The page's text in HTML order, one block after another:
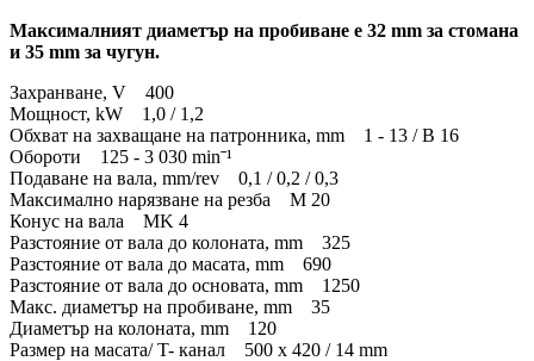
Максималният диаметър на пробиване е 32 mm за стомана
и 35 mm за чугун.
Захранване, V 400
Мощност, kW 1,0 / 1,2
Обхват на захващане на патронника, mm 1 - 13 / B 16
Обороти 125 - 3 030 minˉ¹
Подаване на вала, mm/rev 0,1 / 0,2 / 0,3
Максимално нарязване на резба M 20
Конус на вала MK 4
Разстояние от вала до колоната, mm 325
Разстояние от вала до масата, mm 690
Разстояние от вала до основата, mm 1250
Макс. диаметър на пробиване, mm 35
Диаметър на колоната, mm 120
Размер на масата/ T- канал 500 х 420 / 14 mm